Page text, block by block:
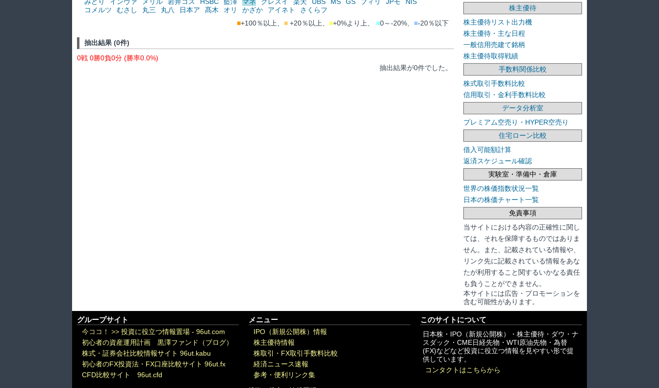
コメルツ
むさし 丸三 丸八 日本ア 髙木 オリ かざか アイネト
さくらフ
■+100％以上、 ■+20％以上、 ■+0%より上、 ■0～-20%、 ■-20％以下
抽出結果 (0件)
0戦 0勝0負0分 (勝率0.0%)
抽出結果が0件でした。
株主優待
株主優待リスト出力機
株主優待・主な日程
一般信用売建て銘柄
株主優待取得戦績
手数料関係比較
株式取引手数料比較
信用取引・金利手数料比較
データ分析室
プレミアム空売り・HYPER空売り
住宅ローン比較
借入可能額計算
返済スケジュール確認
実験室・準備中・倉庫
世界の株価指数状況一覧
日本の株価チャート一覧
免責事項
当サイトにおける内容の正確性に関し
ては、それを保障するものではありま
せん。また、記載されている情報や、
リンク先に記載されている情報をあな
たが利用すること関するいかなる責任
も負うことができません。
本サイトには広告・プロモーションを
含む可能性があります。
グループサイト
今ココ！ >> 投資に役立つ情報置場 - 96ut.com
初心者の資産運用計画 黒澤ファンド（ブログ）
株式・証券会社比較情報サイト 96ut.kabu
初心者のFX投資法・FX口座比較サイト 96ut.fx
CFD比較サイト 96ut.cfd
メニュー
IPO（新規公開株）情報
株主優待情報
株取引・FX取引手数料比較
経済ニュース速報
参考・便利リンク集
このサイトについて
日本株・IPO（新規公開株）・株主優待・ダウ・ナ
スダック・CME日経先物・WTI原油先物・為替
(FX)などなど投資に役立つ情報を見やすい形で提
供しています。
コンタクトはこちらから